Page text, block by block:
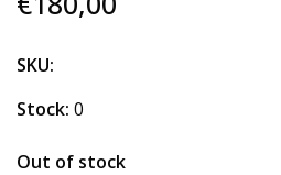
SKU:
Stock: 0
Out of stock